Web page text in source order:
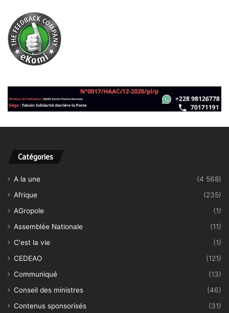
Catégories
A la une
(4 568)
Afrique
(235)
AGropole
(1)
Assemblée Nationale
(11)
C'est la vie
(1)
CEDEAO
(121)
Communiqué
(13)
Conseil des ministres
(46)
Contenus sponsorisés
(31)